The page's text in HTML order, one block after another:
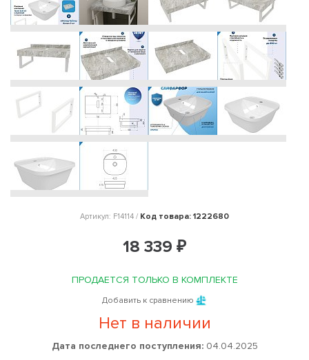
Артикул: F14114 / Код товара: 1222680
18 339 ₽
ПРОДАЕТСЯ ТОЛЬКО В КОМПЛЕКТЕ
Добавить к сравнению
Нет в наличии
Дата последнего поступления:04.04.2025